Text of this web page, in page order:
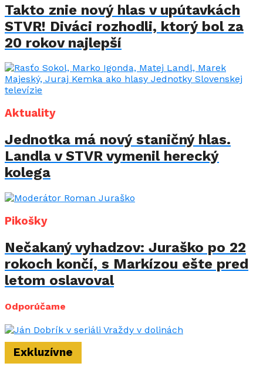
Takto znie nový hlas v upútavkách
STVR! Diváci rozhodli, ktorý bol za
20 rokov najlepší
Aktuality
Jednotka má nový staničný hlas.
Landla v STVR vymenil herecký
kolega
Pikošky
Nečakaný vyhadzov: Juraško po 22
rokoch končí, s Markízou ešte pred
letom oslavoval
Odporúčame
Exkluzívne